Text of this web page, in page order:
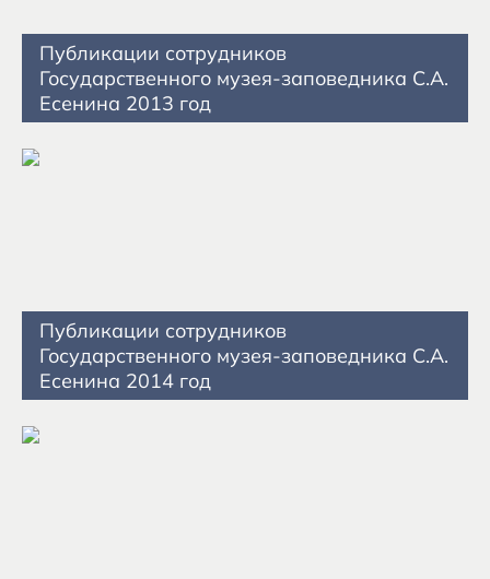
Публикации сотрудников
Государственного музея-заповедника С.А.
Есенина 2013 год
Публикации сотрудников
Государственного музея-заповедника С.А.
Есенина 2014 год